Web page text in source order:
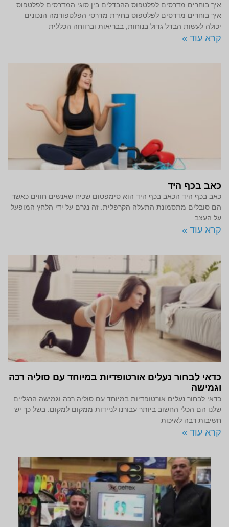
איך בוחרים מדרסים לפלטפוס ההבדלים בין סוגי המדרסים לפלטפוס
איך בוחרים מדרסים לפלטפוס בחירת מדרסי הפלטפורמה הנכונים
יכולה לעשות הבדל גדול בנוחות, בבריאות וברווחה הכללית
קרא עוד »
כאב בכף היד
כאב בכף היד הכאב בכף היד הוא סימפטום שכיח שאנשים חווים כאשר
הם סובלים מתסמונת התעלה הקרפלית. זה נגרם על ידי הלחץ המופעל
על העצב
קרא עוד »
כדאי לבחור נעלים אורטופדיות במיוחד עם סוליה רכה
וגמישה
כדאי לבחור נעלים אורטופדיות במיוחד עם סוליה רכה וגמישה הרגליים
שלנו הם הכלי החשוב ביותר עבורנו לניידות ממקום למקום. בשל כך יש
חשיבות רבה לאיכות
קרא עוד »